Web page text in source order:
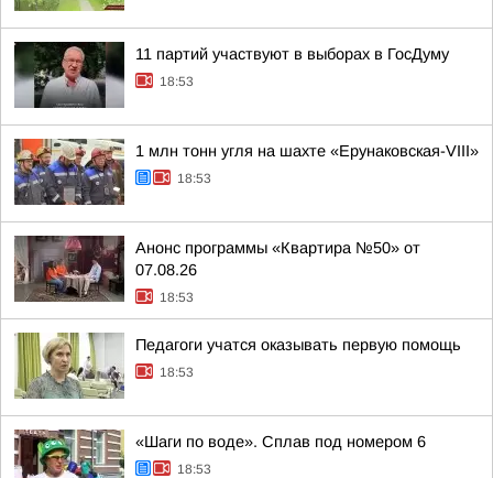
11 партий участвуют в выборах в ГосДуму
18:53
1 млн тонн угля на шахте «Ерунаковская-VIII»
18:53
Анонс программы «Квартира №50» от
07.08.26
18:53
Педагоги учатся оказывать первую помощь
18:53
«Шаги по воде». Сплав под номером 6
18:53